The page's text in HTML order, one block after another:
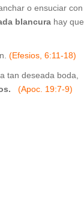
o ensuciar con
blancura hay que
(Efesios, 6:11-18)
tan deseada boda,
(Apoc. 19:7-9)